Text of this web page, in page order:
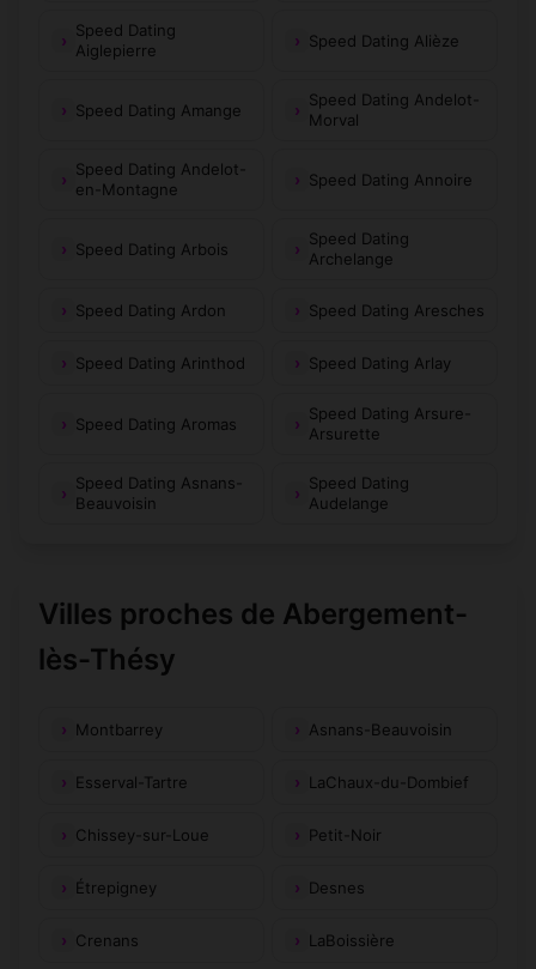
Speed Dating
Aiglepierre
Speed Dating Alièze
Speed Dating Amange
Speed Dating Andelot-
Morval
Speed Dating Andelot-
en-Montagne
Speed Dating Annoire
Speed Dating Arbois
Speed Dating
Archelange
Speed Dating Ardon Speed Dating Aresches
Speed Dating Arinthod Speed Dating Arlay
Speed Dating Aromas
Speed Dating Arsure-
Arsurette
Speed Dating Asnans-
Beauvoisin
Speed Dating
Audelange
Villes proches de Abergement-
lès-Thésy
Montbarrey Asnans-Beauvoisin
Esserval-Tartre LaChaux-du-Dombief
Chissey-sur-Loue Petit-Noir
Étrepigney Desnes
Crenans LaBoissière